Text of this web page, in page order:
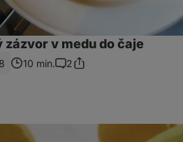
zázvor v medu do čaje
10 min.
Komentáře
2Sdílet